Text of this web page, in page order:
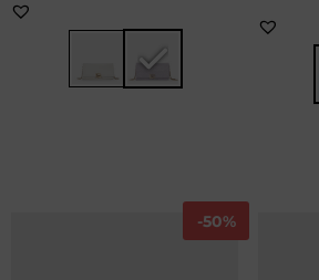
-50%